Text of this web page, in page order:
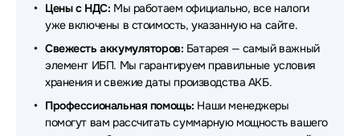
Источники бесперебойного питания (ИБП - UPS)
Источники бесперебойного питания (ИБП - UPS)
NJoy
Источники бесперебойного питания (ИБП - UPS)
Цены с НДС: Мы работаем официально, все налоги
уже включены в стоимость, указанную на сайте.
Свежесть аккумуляторов: Батарея — самый важный
элемент ИБП. Мы гарантируем правильные условия
хранения и свежие даты производства АКБ.
Профессиональная помощь: Наши менеджеры
помогут вам рассчитать суммарную мощность вашего